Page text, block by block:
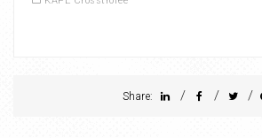
Share: / / /